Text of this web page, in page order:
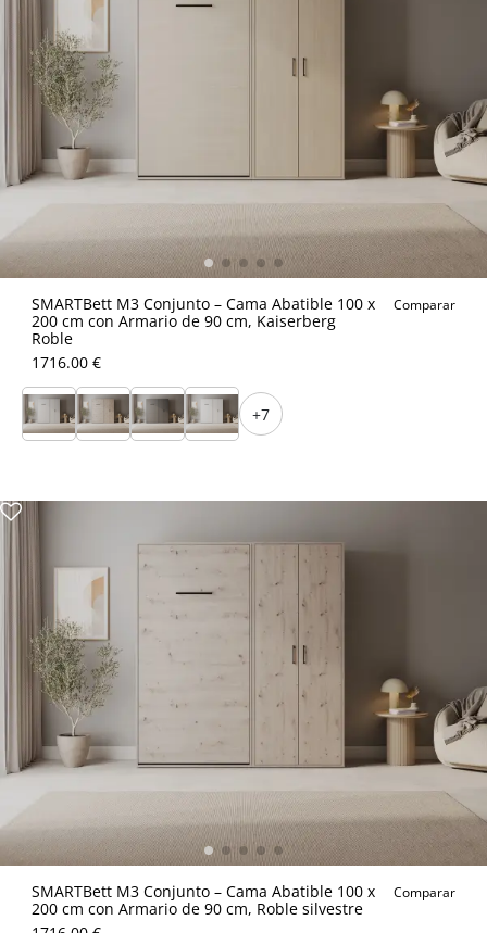
SMARTBett M3 Conjunto – Cama Abatible 100 x
200 cm con Armario de 90 cm, Kaiserberg
Roble
Comparar
1716.00 €
+7
SMARTBett M3 Conjunto – Cama Abatible 100 x
200 cm con Armario de 90 cm, Roble silvestre
Comparar